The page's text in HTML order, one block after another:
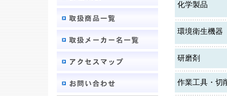
化学製品
環境衛生機器
研磨剤
作業工具・切